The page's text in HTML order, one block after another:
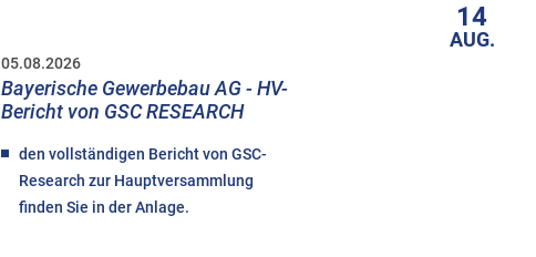
05.08.2026
Bayerische Gewerbebau AG - HV-
Bericht von GSC RESEARCH
den vollständigen Bericht von GSC-
Research zur Hauptversammlung
finden Sie in der Anlage.
14
AUG.